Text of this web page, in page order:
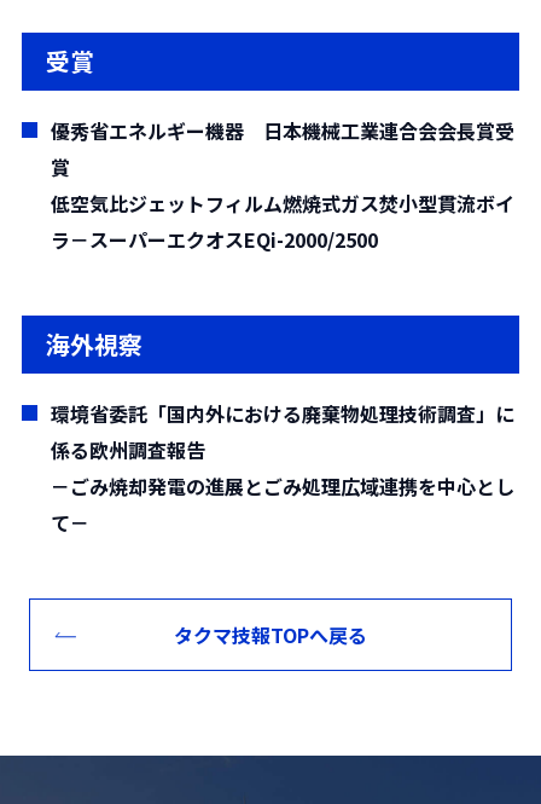
浄機のように液中で高い音圧を発生させると、キ
ャビテーションが起こる。キャビテーション気泡
が破壊する際の高温・高圧状態やジェット流がさ
まざまな物理的、化学的効果を引き起こす。本稿
では、超音波の特徴を述べ、いくつかの利用法を
紹介する。具体例として液浸型超音波霧化装置に
てAMCsの制御を行うことが有効である。デバイス
の微細化はさらに進み、13.5nmと非常に短い波長
の次世代のEUV（Extreme Ultra Violet）露光装置
の稼動が始まろうとしている今、AMCs制御技術の
重要性が増している。本稿では、AMCs制御技術全
般とAMCs制御に有効であるクリーンルーム環境の
測定装置について解説している。
はテスト開始から終了までの期間を1,440時間
（60日間）と定めこの期間中に1,340時間以上の
運転時間が100％MCR運転であることを実証しな
ければならないという厳しいものであるが、この
テストに合格し、さらに焼却能力、発電能力、施
設内電力使用量、排ガス規制値及び薬品使用量等
た。
して実証試験を実施した。触媒反応器と分留器か
ら構成される廃食油の処理量5L/hの実証設備（プ
ロトタイプ設備）を設計・製作し、その設備の運
転性能を確認した結果、軽油留分について、重量
収率60%、エネルギー回収率67％（その他の成分
を含めると87%）を得た。得られたバイオ軽油は
料を用いてスクールバスへの100%給油による試験
運行を行った結果、バイオ軽油の給油量約500L、
と同等であるとの評価を得た。
(要約)
今回、(株)大塚製薬工場松茂工場殿においてエ
設備導入の一環として弊社はガスタービンコージ
ェネレーション設備を2010年7月に納入した。こ
の設備は、ボイラ設備の燃料転換と合わせて、工
場全体で年間1,810kL（原油換算）のエネルギー
ものである。本稿においては、そのガスタービン
コージェネレーション設備の概要および運転状況
について報告する。
松田 吉司*
1990年代にレーザ式排ガス分析計が欧州で製品
化された。サンプリングガスを吸引することなく
測定するため、高速応答性、メンテナンスフリー
という特徴をもち、連続分析計として世界中で既
も各メーカが製品化に成功し、レーザ式排ガス分
析計に関するJIS規格も制定されて、普及が進んで
いる。本稿ではレーザ式排ガス分析計の中でも
HCL（塩化水素）計について報告する。レーザ式
HCL計はJIS規格に準拠しており、廃棄物焼却炉の
排ガス測定方法として法的にも問題はなく、従来
これは炉規模300[ｔon/日]での1炉あたりの1年間
削減などメリットが多い。
受賞
優秀省エネルギー機器 日本機械工業連合会会長賞受
賞
低空気比ジェットフィルム燃焼式ガス焚小型貫流ボイ
ラ－スーパーエクオスEQi-2000/2500
海外視察
環境省委託「国内外における廃棄物処理技術調査」に
係る欧州調査報告
－ごみ焼却発電の進展とごみ処理広域連携を中心とし
て－
タクマ技報TOPへ戻る